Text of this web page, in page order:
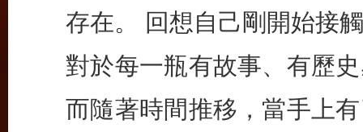
存在。 回想自己剛開始接
對於每一瓶有故事、有歷
而隨著時間推移，當手上